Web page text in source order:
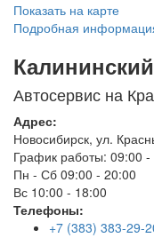
Показать на карте
Подробная
Автосервис на
Адрес:
Новосибирск, ул.
График работы: 09:00 -
Пн - Сб 09:00 - 20:00
Вс 10:00 - 18:00
Телефоны:
+7 (383) 383-29-